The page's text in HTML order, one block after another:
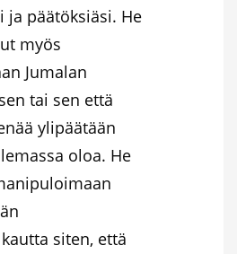
ja päätöksiäsi. He
myös
Jumalan
tai sen että
ylipäätään
oloa. He
siten, että